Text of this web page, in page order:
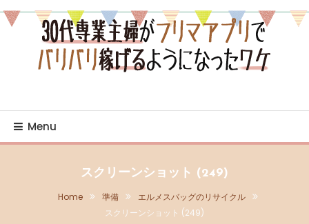
Skip
To
Content
プリでバリバリ稼げるよ
うになったワケ
Menu
スクリーンショット (249)
Home 準備
エルメスバッグのリサイクル
スクリーンショット (249)